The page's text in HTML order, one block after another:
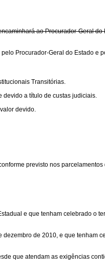
ao Procurador-Geral do
Procurador-Geral do Estado e
Transitórias.
devido a título de custas judiciais.
devido.
previsto nos parcelamentos
e que tenham celebrado o
de 2010, e que tenham
que atendam as exigências